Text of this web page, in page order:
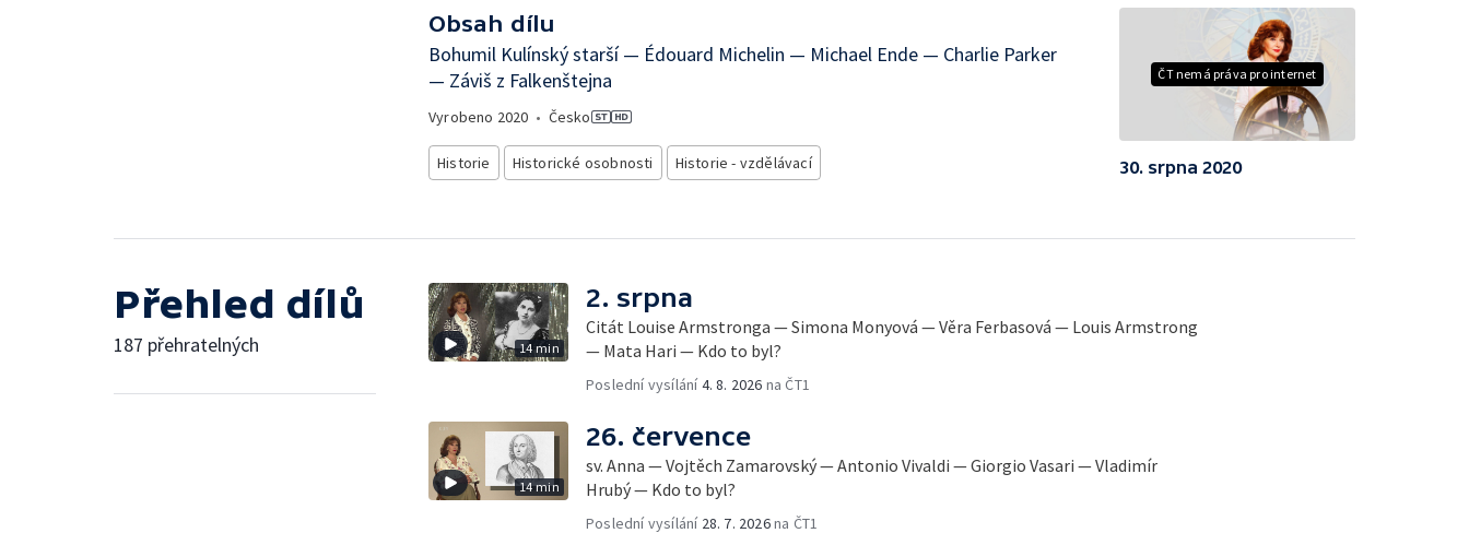
Obsah dílu
Bohumil Kulínský starší — Édouard Michelin — Michael Ende — Charlie Parker
— Záviš z Falkenštejna
Vyrobeno 2020 • Česko
Historie Historické osobnosti Historie - vzdělávací
ČT nemá práva pro internet
30. srpna 2020
Přehled dílů
187 přehratelných 14 min
2. srpna
Citát Louise Armstronga — Simona Monyová — Věra Ferbasová — Louis Armstrong
— Mata Hari — Kdo to byl?
Poslední vysílání4. 8. 2026 na ČT1
14 min
26. července
sv. Anna — Vojtěch Zamarovský — Antonio Vivaldi — Giorgio Vasari — Vladimír
Hrubý — Kdo to byl?
Poslední vysílání 28. 7. 2026na ČT1